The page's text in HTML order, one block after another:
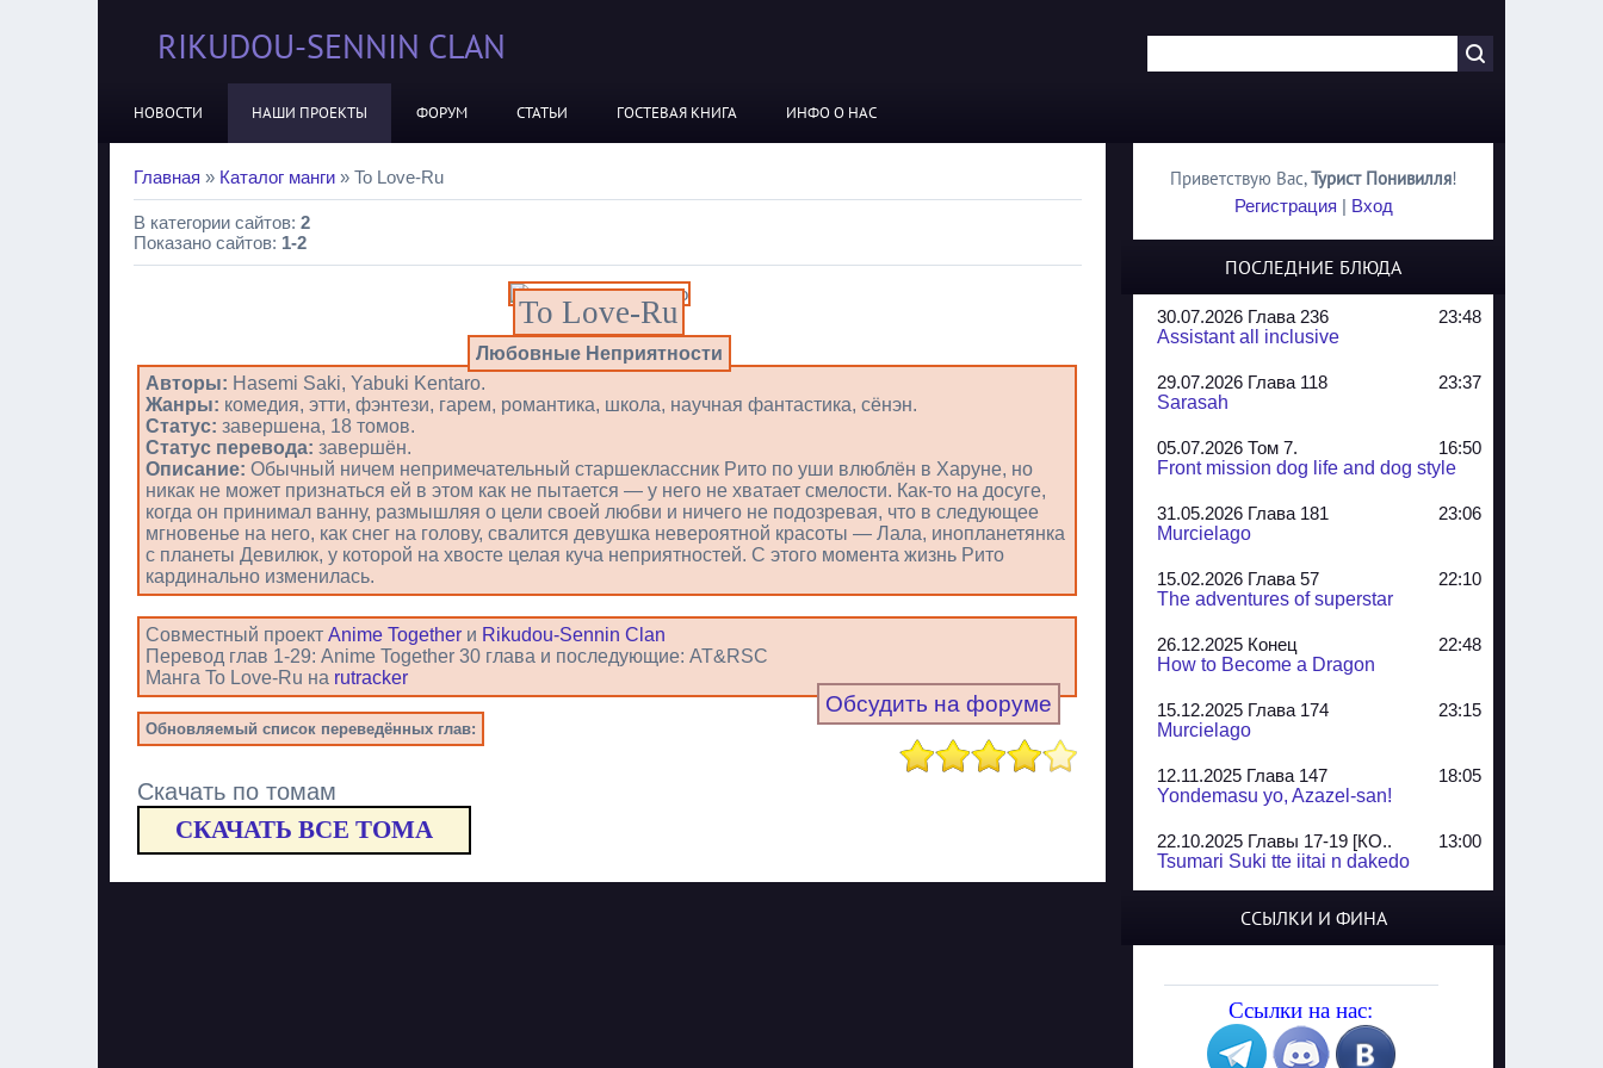
RIKUDOU-SENNIN CLAN
НОВОСТИ НАШИ ПРОЕКТЫ ФОРУМ СТАТЬИ ГОСТЕВАЯ КНИГА ИНФО О НАС
Главная » Каталог манги » To Love-Ru
В категории сайтов: 2
Показано сайтов: 1-2
To Love-Ru
Любовные Неприятности
Авторы: Hasemi Saki, Yabuki Kentaro.
Жанры: комедия, этти, фэнтези, гарем, романтика, школа, научная фантастика, сёнэн.
Статус: завершена, 18 томов.
Статус перевода: завершён.
Описание: Обычный ничем непримечательный старшеклассник Рито по уши влюблён в Харуне, но
никак не может признаться ей в этом как не пытается — у него не хватает смелости. Как-то на досуге,
когда он принимал ванну, размышляя о цели своей любви и ничего не подозревая, что в следующее
мгновенье на него, как снег на голову, свалится девушка невероятной красоты — Лала, инопланетянка
с планеты Девилюк, у которой на хвосте целая куча неприятностей. С этого момента жизнь Рито
кардинально изменилась.
Совместный проект Anime Together и Rikudou-Sennin Clan
Перевод глав 1-29: Anime Together 30 глава и последующие: AT&RSC
Манга To Love-Ru на rutracker
Обсудить на форуме
Обновляемый список переведённых глав:
Скачать по томам
СКАЧАТЬ ВСЕ ТОМА
Приветствую Вас,Турист Понивилля!
Регистрация | Вход
ПОСЛЕДНИЕ БЛЮДА
30.07.2026 Глава 236
23:48
Assistant all inclusive
29.07.2026 Глава 118
23:37
Sarasah
05.07.2026 Том 7.
16:50
Front mission dog life and dog style
31.05.2026 Глава 181
23:06
Murcielago
15.02.2026 Глава 57
22:10
The adventures of superstar
26.12.2025 Конец
22:48
How to Become a Dragon
15.12.2025 Глава 174
23:15
Murcielago
12.11.2025 Глава 147
18:05
Yondemasu yo, Azazel-san!
22.10.2025 Главы 17-19 [КО..
13:00
Tsumari Suki tte iitai n dakedo
Jungle Juice
Yozakura Shijuusou
08.08.2025 Глава 50
A Compendium of Ghosts
ССЫЛКИ И ФИНА
Ссылки на нас: